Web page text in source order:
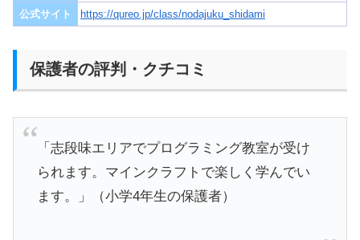
公式サイト
https://qureo.jp/class/nodajuku_shidami
保護者の評判・クチコミ
「志段味エリアでプログラミング教室が受け
られます。マインクラフトで楽しく学んでい
ます。」（小学4年生の保護者）